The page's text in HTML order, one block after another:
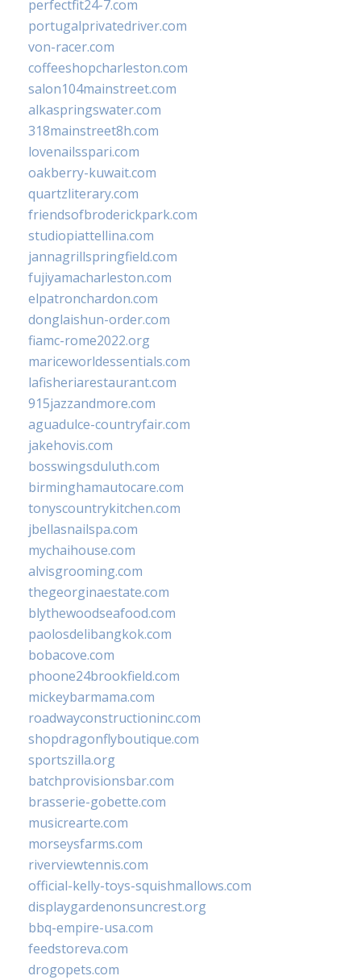
perfectfit24-7.com
portugalprivatedriver.com
von-racer.com
coffeeshopcharleston.com
salon104mainstreet.com
alkaspringswater.com
318mainstreet8h.com
lovenailsspari.com
oakberry-kuwait.com
quartzliterary.com
friendsofbroderickpark.com
studiopiattellina.com
jannagrillspringfield.com
fujiyamacharleston.com
elpatronchardon.com
donglaishun-order.com
fiamc-rome2022.org
mariceworldessentials.com
lafisheriarestaurant.com
915jazzandmore.com
aguadulce-countryfair.com
jakehovis.com
bosswingsduluth.com
birminghamautocare.com
tonyscountrykitchen.com
jbellasnailspa.com
mychaihouse.com
alvisgrooming.com
thegeorginaestate.com
blythewoodseafood.com
paolosdelibangkok.com
bobacove.com
phoone24brookfield.com
mickeybarmama.com
roadwayconstructioninc.com
shopdragonflyboutique.com
sportszilla.org
batchprovisionsbar.com
brasserie-gobette.com
musicrearte.com
morseysfarms.com
riverviewtennis.com
official-kelly-toys-squishmallows.com
displaygardenonsuncrest.org
bbq-empire-usa.com
feedstoreva.com
drogopets.com